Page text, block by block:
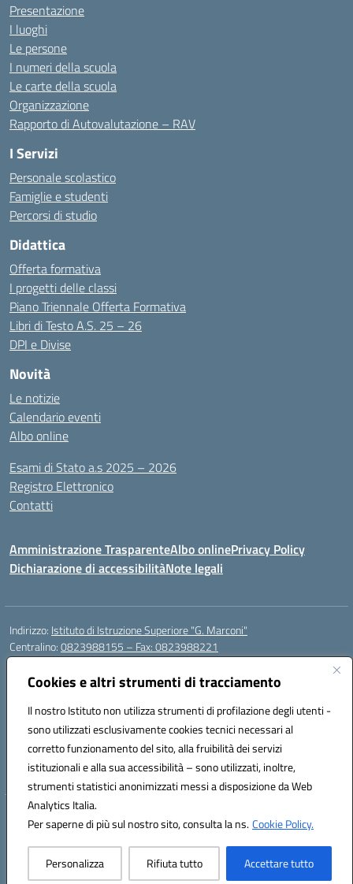
Cookies e altri strumenti di tracciamento
Il nostro Istituto non utilizza strumenti di profilazione degli utenti -
sono utilizzati esclusivamente cookies tecnici necessari al
corretto funzionamento del sito, alla fruibilità dei servizi
istituzionali e alla sua accessibilità – sono utilizzati, inoltre,
strumenti statistici anonimizzati messi a disposizione da Web
Analytics Italia.
Per saperne di più sul nostro sito, consulta la ns.Cookie Policy.
Personalizza Rifiuta tutto Accettare tutto
Presentazione
I luoghi
Le persone
I numeri della scuola
Le carte della scuola
Organizzazione
Rapporto di Autovalutazione – RAV
I Servizi
Personale scolastico
Famiglie e studenti
Percorsi di studio
Didattica
Offerta formativa
I progetti delle classi
Piano Triennale Offerta Formativa
Libri di Testo A.S. 25 – 26
DPI e Divise
Novità
Le notizie
Calendario eventi
Albo online
Esami di Stato a.s 2025 – 2026
Registro Elettronico
Contatti
Amministrazione TrasparenteAlbo onlinePrivacy Policy
Dichiarazione di accessibilitàNote legali
Indirizzo: Istituto di Istruzione Superiore "G. Marconi"
Centralino:0823988155 – Fax: 0823988221
Email:
Posta elettronica certificata (PEC):ceis006006@pec.istruzione.it
Codice fiscale: 80004450617
Codice meccanografico:CEIS006006
Codice Indice delle Pubbliche Amministrazioni (IPA): istsc_ceis006006
Codice unico di fatturazione (CUF): UF8BPW
Hosting & Powered by 3D Solution S.r.l.
Concept & Design by Designers Italia